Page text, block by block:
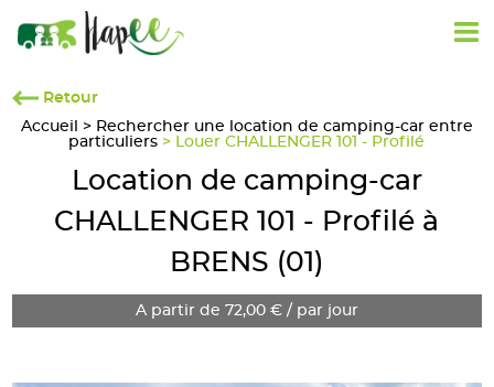
Retour
Accueil
> Rechercher une location de camping-car entre
particuliers > Louer CHALLENGER 101 - Profilé
Location de camping-car
CHALLENGER 101 - Profilé à
BRENS (01)
A partir de 72,00 € / par jour